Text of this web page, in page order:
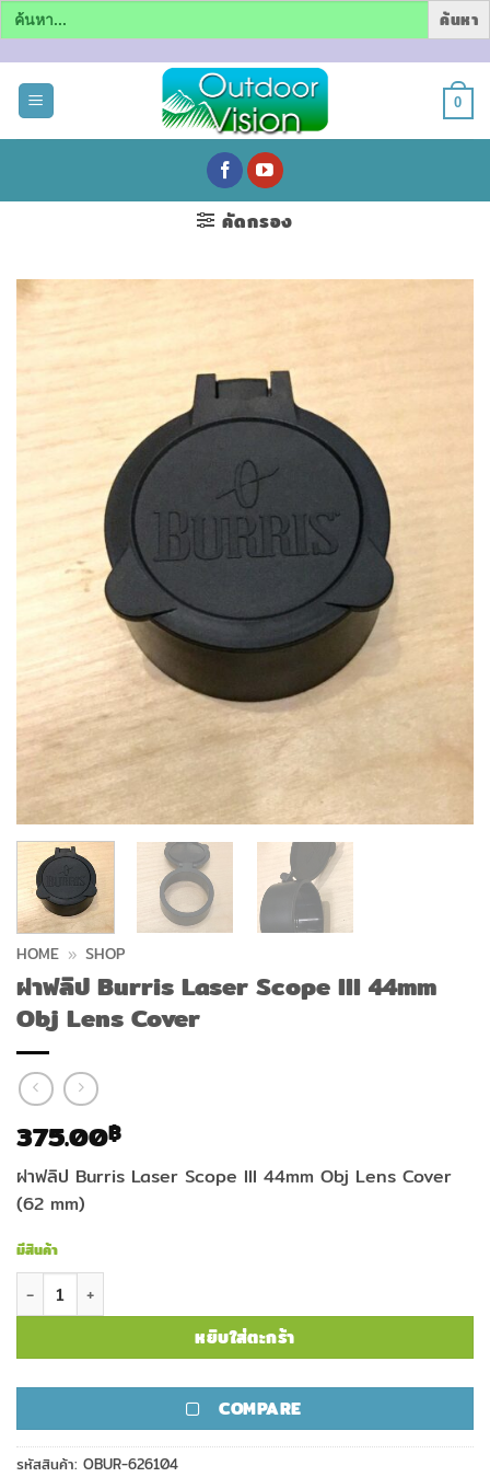
Search
for:
0
คัดกรอง
HOME » SHOP
ฝาฟลิป Burris Laser Scope III 44mm
Obj Lens Cover
375.00฿
ฝาฟลิป Burris Laser Scope III 44mm Obj Lens Cover
(62 mm)
มีสินค้า
จำนวน ฝาฟลิป Burris Laser Scope III 44mm Obj Lens Cover ชิ้น
หยิบใส่ตะกร้า
COMPARE
รหัสสินค้า: OBUR-626104